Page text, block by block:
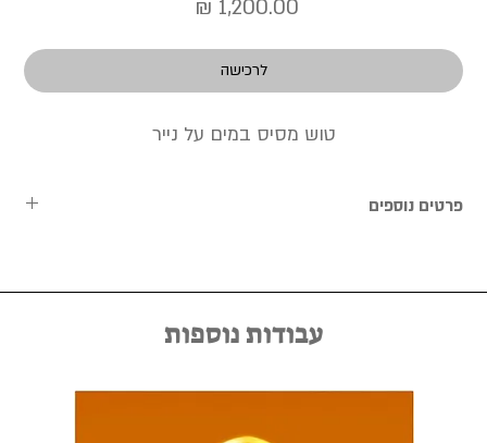
עבודות נוספות
לרכישה
טוש מסיס במים על נייר
פרטים נוספים